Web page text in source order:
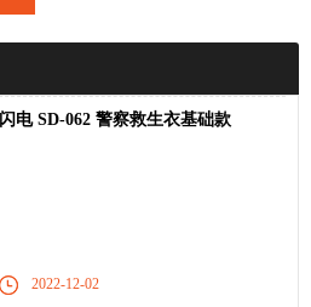
闪电 SD-062 警察救生衣基础款
2022-12-02